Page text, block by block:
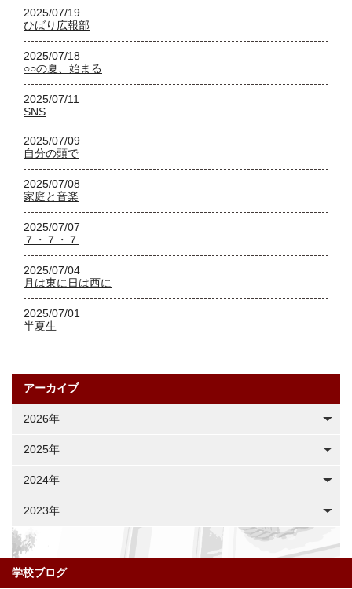
2025/07/19
ひばり広報部
2025/07/18
○○の夏、始まる
2025/07/11
SNS
2025/07/09
自分の頭で
2025/07/08
家庭と音楽
2025/07/07
７・７・７
2025/07/04
月は東に日は西に
2025/07/01
半夏生
アーカイブ
2026年
2025年
2024年
2023年
学校ブログ